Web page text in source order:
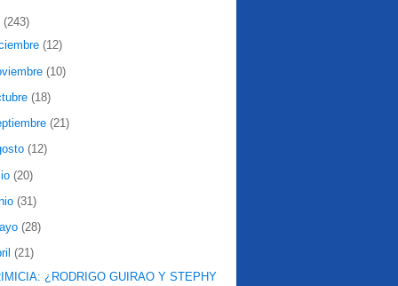
(243)
(12)
(10)
(18)
(21)
(12)
(20)
(31)
(28)
(21)
¿RODRIGO GUIRAO Y STEPHY